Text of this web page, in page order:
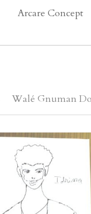
Arcare Concept
Walé Gnuman